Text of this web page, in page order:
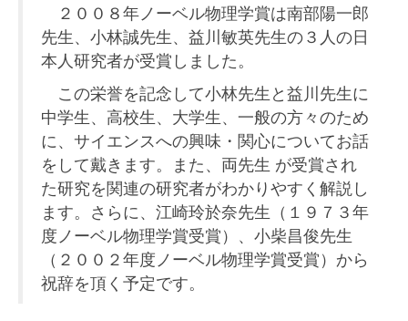
２００８年ノーベル物理学賞は南部陽一郎
先生、小林誠先生、益川敏英先生の３人の日
本人研究者が受賞しました。
この栄誉を記念して小林先生と益川先生に
中学生、高校生、大学生、一般の方々のため
に、サイエンスへの興味・関心についてお話
をして戴きます。また、両先生 が受賞され
た研究を関連の研究者がわかりやすく解説し
ます。さらに、江崎玲於奈先生（１９７３年
度ノーベル物理学賞受賞）、小柴昌俊先生
（２００２年度ノーベル物理学賞受賞）から
祝辞を頂く予定です。